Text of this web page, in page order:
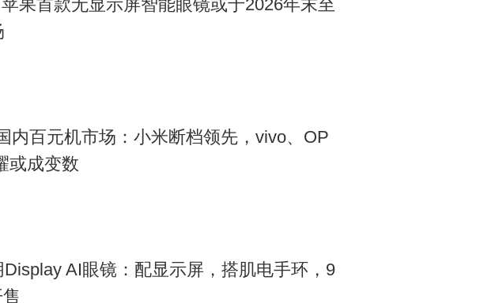
果首款无显示屏智能眼镜或于2026年末至
内百元机市场：小米断档领先，vivo、OP
或成变数
AI眼镜：配显示屏，搭肌电手环，9